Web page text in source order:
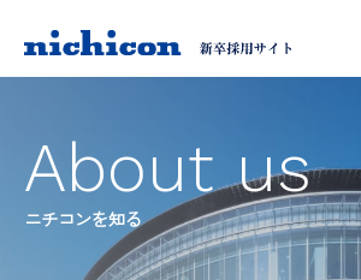
About us
ニチコンを知る